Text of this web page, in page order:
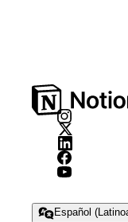
Español